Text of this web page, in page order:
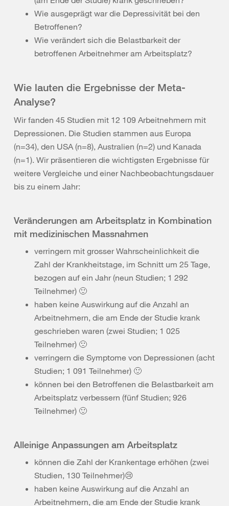
Wie ausgeprägt war die Depressivität bei den
Betroffenen?
Wie verändert sich die Belastbarkeit der
betroffenen Arbeitnehmer am Arbeitsplatz?
Wie lauten die Ergebnisse der Meta-
Analyse?
Wir fanden 45 Studien mit 12 109 Arbeitnehmern mit
Depressionen. Die Studien stammen aus Europa
(n=34), den USA (n=8), Australien (n=2) und Kanada
(n=1). Wir präsentieren die wichtigsten Ergebnisse für
weitere Vergleiche und einer Nachbeobachtungsdauer
bis zu einem Jahr:
Veränderungen am Arbeitsplatz in Kombination
mit medizinischen Massnahmen
verringern mit grosser Wahrscheinlichkeit die
Zahl der Krankheitstage, im Schnitt um 25 Tage,
bezogen auf ein Jahr (neun Studien; 1 292
Teilnehmer) 🙂
haben keine Auswirkung auf die Anzahl an
Arbeitnehmern, die am Ende der Studie krank
geschrieben waren (zwei Studien; 1 025
Teilnehmer) 🙁
verringern die Symptome von Depressionen (acht
Studien; 1 091 Teilnehmer) 🙂
können bei den Betroffenen die Belastbarkeit am
Arbeitsplatz verbessern (fünf Studien; 926
Teilnehmer) 🙂
Alleinige Anpassungen am Arbeitsplatz
können die Zahl der Krankentage erhöhen (zwei
Studien, 130 Teilnehmer)😢
haben keine Auswirkung auf die Anzahl an
Arbeitnehmern, die am Ende der Studie krank